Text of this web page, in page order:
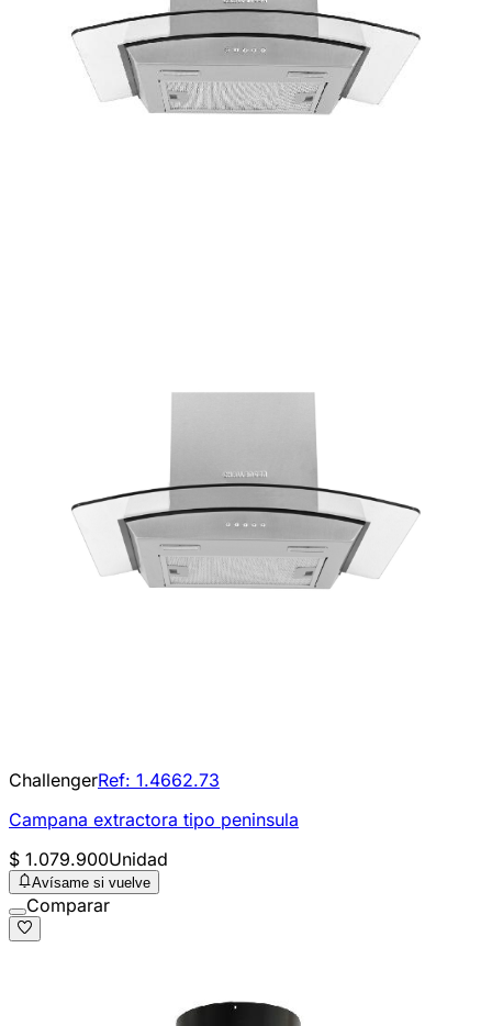
ChallengerRef: 1.4662.73
Campana extractora tipo peninsula
$ 1.079.900Unidad
Avísame si vuelve
Comparar